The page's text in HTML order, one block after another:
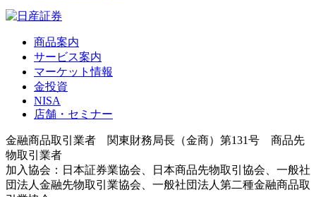
商品案内
サービス案内
マーケット情報
金投資
NISA
店舗・セミナー
金融商品取引業者 関東財務局長（金商）第131号 商品先
物取引業者
加入協会：日本証券業協会、日本商品先物取引協会、一般社
団法人金融先物取引業協会、一般社団法人第二種金融商品取